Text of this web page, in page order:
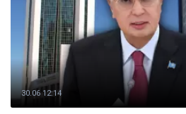
30.06 12:14